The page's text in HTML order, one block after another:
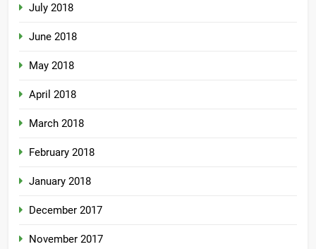
July 2018
June 2018
May 2018
April 2018
March 2018
February 2018
January 2018
December 2017
November 2017